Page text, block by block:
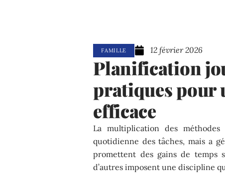
FAMILLE 12 février 2026
Planification
pratiques pour
efficace
La multiplication des méthodes
quotidienne des tâches, mais a
promettent des gains de temps
d’autres imposent une discipline